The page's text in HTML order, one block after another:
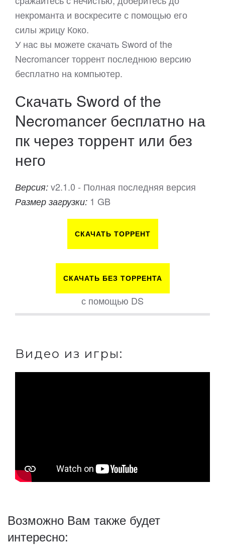
некроманта и воскресите с помощью его
силы жрицу Коко.
У нас вы можете скачать Sword of the
Necromancer торрент последнюю версию
бесплатно на компьютер.
Скачать Sword of the
Necromancer бесплатно на
пк через торрент или без
него
Версия: v2.1.0 - Полная последняя версия
Размер загрузки: 1 GB
СКАЧАТЬ ТОРРЕНТ
СКАЧАТЬ БЕЗ ТОРРЕНТА
с помощью DS
Видео из игры:
Возможно Вам также будет
интересно: